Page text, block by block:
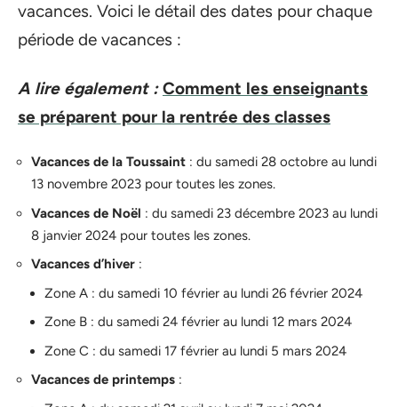
vacances. Voici le détail des dates pour chaque
période de vacances :
A lire également : Comment les enseignants
se préparent pour la rentrée des classes
Vacances de la Toussaint : du samedi 28 octobre au lundi
13 novembre 2023 pour toutes les zones.
Vacances de Noël : du samedi 23 décembre 2023 au lundi
8 janvier 2024 pour toutes les zones.
Vacances d’hiver :
Zone A : du samedi 10 février au lundi 26 février 2024
Zone B : du samedi 24 février au lundi 12 mars 2024
Zone C : du samedi 17 février au lundi 5 mars 2024
Vacances de printemps :